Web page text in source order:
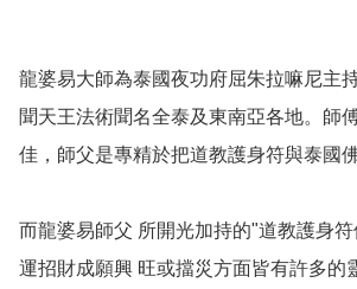
龍婆易大師為泰國夜功府屈朱拉嘛尼主
聞天王法術聞名全泰及東南亞各地。師
佳，師父是專精於把道教護身符與泰國
而龍婆易師父 所開光加持的"道教護身
運招財成願興 旺或擋災方面皆有許多的